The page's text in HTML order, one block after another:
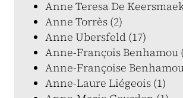
Anne Teresa De
Anne Torrès (2)
Anne Ubersfeld (17)
Anne-François Benhamou
Anne-Françoise
Anne-Laure Liégeois (1)